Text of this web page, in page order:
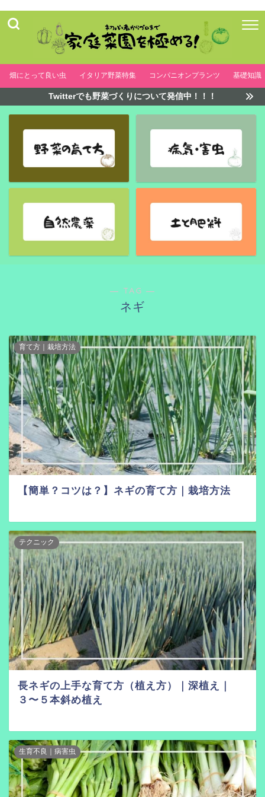
畑にとって良い虫 イタリア野菜特集 コンパニオンプランツ 基礎知識
Twitterでも野菜づくりについて発信中！！！
― TAG ―
ネギ
育て方｜栽培方法
【簡単？コツは？】ネギの育て方｜栽培方法
テクニック
長ネギの上手な育て方（植え方）｜深植え｜
３〜５本斜め植え
生育不良｜病害虫